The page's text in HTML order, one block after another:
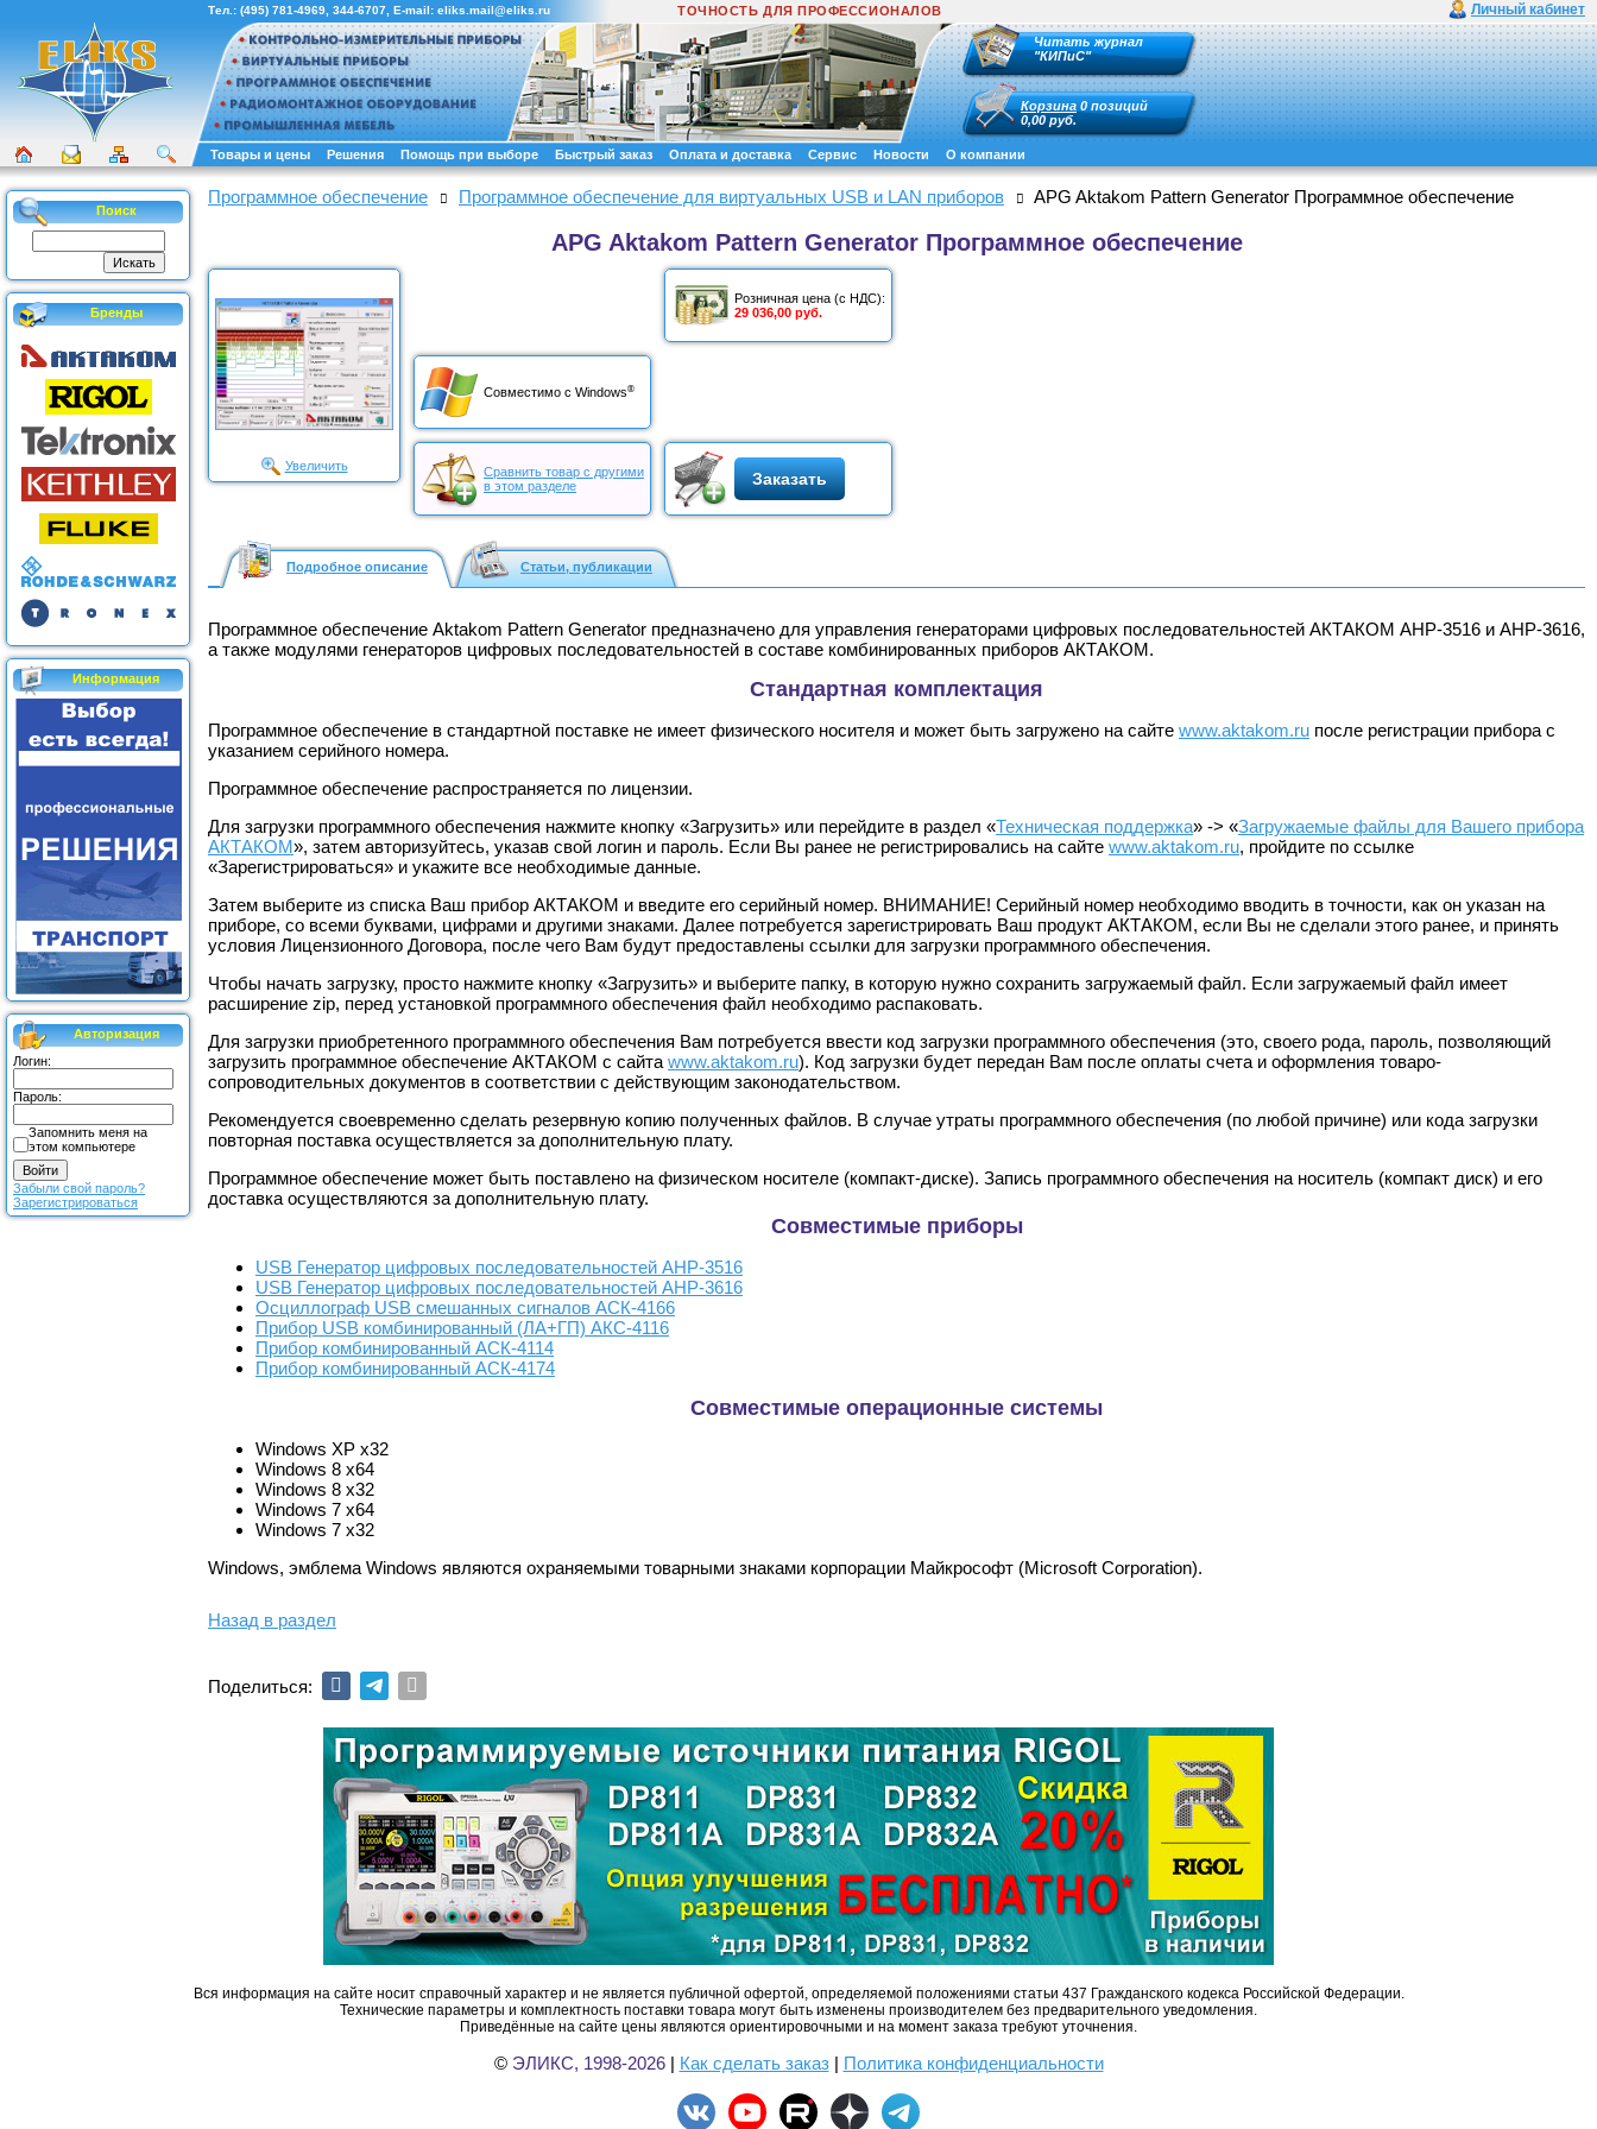
Личный кабинет
Тел.: (495) 781-4969 344-6707 , E-mail: eliks.mail@eliks.ru ТОЧНОСТЬ ДЛЯ ПРОФЕССИОНАЛОВ
Читать журнал
"КИПиС"
Корзина 0 позиций
0,00 руб.
Товары и цены Решения Помощь при выборе Быстрый заказ Оплата и доставка Сервис Новости О компании
Поиск
Бренды
Информация
Авторизация
Логин:
Пароль:
Запомнить меня на
этом компьютере
Забыли свой пароль?
Зарегистрироваться
Программное обеспечение Программное обеспечение для виртуальных USB и LAN приборов APG Aktakom Pattern Generator Программное обеспечение
APG Aktakom Pattern Generator Программное обеспечение
Увеличить
Розничная цена (с НДС):
29 036,00 руб.
Совместимо с Windows®
Сравнить товар с другими
в этом разделе
Заказать
Подробное описание Статьи, публикации
Программное обеспечение Aktakom Pattern Generator предназначено для управления генераторами цифровых последовательностей АКТАКОМ АНР-3516 и АНР-3616,
а также модулями генераторов цифровых последовательностей в составе комбинированных приборов АКТАКОМ.
Стандартная комплектация
Программное обеспечение в стандартной поставке не имеет физического носителя и может быть загружено на сайте www.aktakom.ru после регистрации прибора с
указанием серийного номера.
Программное обеспечение распространяется по лицензии.
Для загрузки программного обеспечения нажмите кнопку «Загрузить» или перейдите в раздел «Техническая поддержка» -> «Загружаемые файлы для Вашего прибора
АКТАКОМ», затем авторизуйтесь, указав свой логин и пароль. Если Вы ранее не регистрировались на сайте www.aktakom.ru, пройдите по ссылке
«Зарегистрироваться» и укажите все необходимые данные.
Затем выберите из списка Ваш прибор АКТАКОМ и введите его серийный номер. ВНИМАНИЕ! Серийный номер необходимо вводить в точности, как он указан на
приборе, со всеми буквами, цифрами и другими знаками. Далее потребуется зарегистрировать Ваш продукт АКТАКОМ, если Вы не сделали этого ранее, и принять
условия Лицензионного Договора, после чего Вам будут предоставлены ссылки для загрузки программного обеспечения.
Чтобы начать загрузку, просто нажмите кнопку «Загрузить» и выберите папку, в которую нужно сохранить загружаемый файл. Если загружаемый файл имеет
расширение zip, перед установкой программного обеспечения файл необходимо распаковать.
Для загрузки приобретенного программного обеспечения Вам потребуется ввести код загрузки программного обеспечения (это, своего рода, пароль, позволяющий
загрузить программное обеспечение АКТАКОМ с сайта www.aktakom.ru). Код загрузки будет передан Вам после оплаты счета и оформления товаро-
сопроводительных документов в соответствии с действующим законодательством.
Рекомендуется своевременно сделать резервную копию полученных файлов. В случае утраты программного обеспечения (по любой причине) или кода загрузки
повторная поставка осуществляется за дополнительную плату.
Программное обеспечение может быть поставлено на физическом носителе (компакт-диске). Запись программного обеспечения на носитель (компакт диск) и его
доставка осуществляются за дополнительную плату.
Совместимые приборы
USB Генератор цифровых последовательностей АНР-3516
USB Генератор цифровых последовательностей АНР-3616
Осциллограф USB смешанных сигналов АСК-4166
Прибор USB комбинированный (ЛА+ГП) АКС-4116
Прибор комбинированный АСК-4114
Прибор комбинированный АСК-4174
Совместимые операционные системы
Windows XP x32
Windows 8 x64
Windows 8 x32
Windows 7 x64
Windows 7 x32
Windows, эмблема Windows являются охраняемыми товарными знаками корпорации Майкрософт (Microsoft Corporation).
Назад в раздел
Поделиться:
Вся информация на сайте носит справочный характер и не является публичной офертой, определяемой положениями статьи 437 Гражданского кодекса Российской Федерации.
Технические параметры и комплектность поставки товара могут быть изменены производителем без предварительного уведомления.
Приведённые на сайте цены являются ориентировочными и на момент заказа требуют уточнения.
© ЭЛИКС, 1998-2026| Как сделать заказ| Политика конфиденциальности